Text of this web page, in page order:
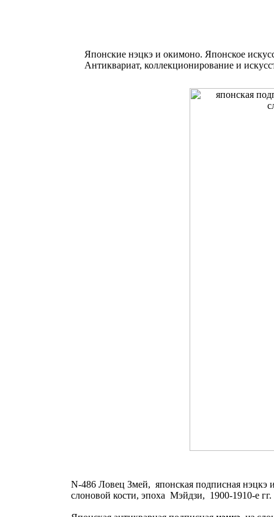
Японские нэцкэ и окимоно. Японское
Антиквариат, коллекционирование и
N-486 Ловец Змей, японская подписная нэцкэ
слоновой кости, эпоха Мэйдзи, 1900-1910-е гг.